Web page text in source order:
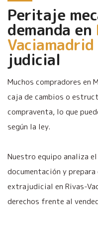
Peritaje
demanda en
Vaciamadrid
judicial
Muchos compradores en
caja de cambios o
compraventa, lo que
según la ley.
Nuestro equipo analiza
documentación y prepara
extrajudicial en Rivas-
derechos frente al